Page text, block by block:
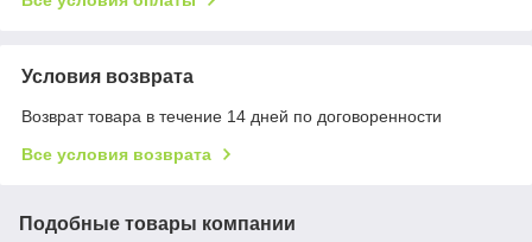
Условия возврата
Возврат товара в течение 14 дней по договоренности
Все условия возврата
Подобные товары компании